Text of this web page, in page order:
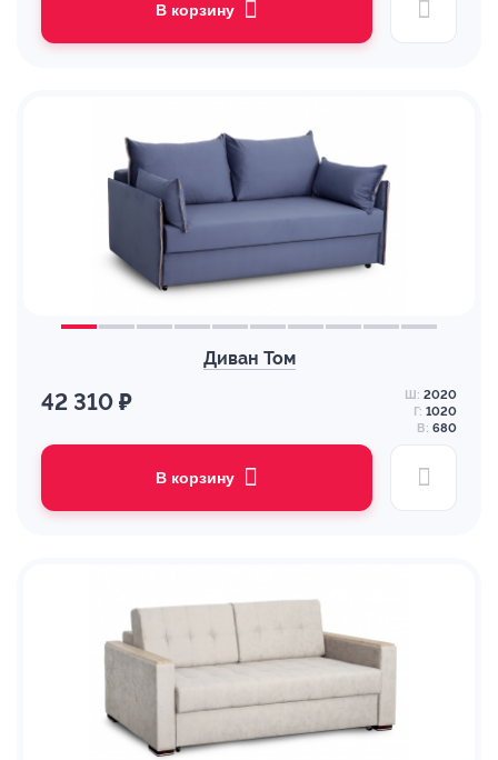
В корзину
Диван Том
42 310 ₽ Ш: 2020
Г: 1020
В: 680
В корзину